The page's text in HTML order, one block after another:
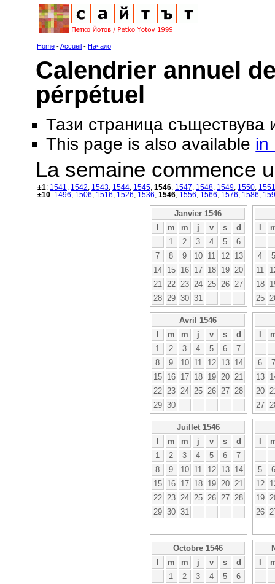
Home -Accueil - Начало
Calendrier annuel
pérpétuel
Тази страница съществува
This page is also available in
La semaine commence
±1: 1541 1542 1543 1544 1545 1546 1547 1548 1549 1550 1551
±10: 1496 1506 1516 1526 1536 1546 1556 1566 1576 1586
Janvier 1546
l
m m j v s
d
1
2 3 4 5
6
7
8 9 10 11 12
13
14
15 16 17 18 19
20
21
22 23 24 25 26
27
28
29 30 31
l
4
5
11
18
25
Avril 1546
l
m m j v s
d
1
2 3 4 5 6
7
8
9 10 11 12 13
14
15
16 17 18 19 20
21
22
23 24 25 26 27
28
29 30
l
6
7
13
20
27
Juillet 1546
l
m m j v s
d
1
2 3 4 5 6
7
8
9 10 11 12 13
14
15
16 17 18 19 20
21
22
23 24 25 26 27
28
29 30 31
l
5
6
12
19
26
Octobre 1546
l
m m j v s
d
1
2 3 4 5
6
l